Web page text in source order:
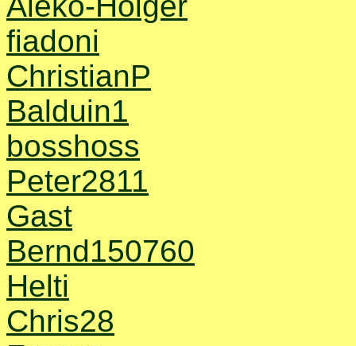
fiadoni
ChristianP
Balduin1
bosshoss
Peter2811
Gast
Bernd150760
Helti
Chris28